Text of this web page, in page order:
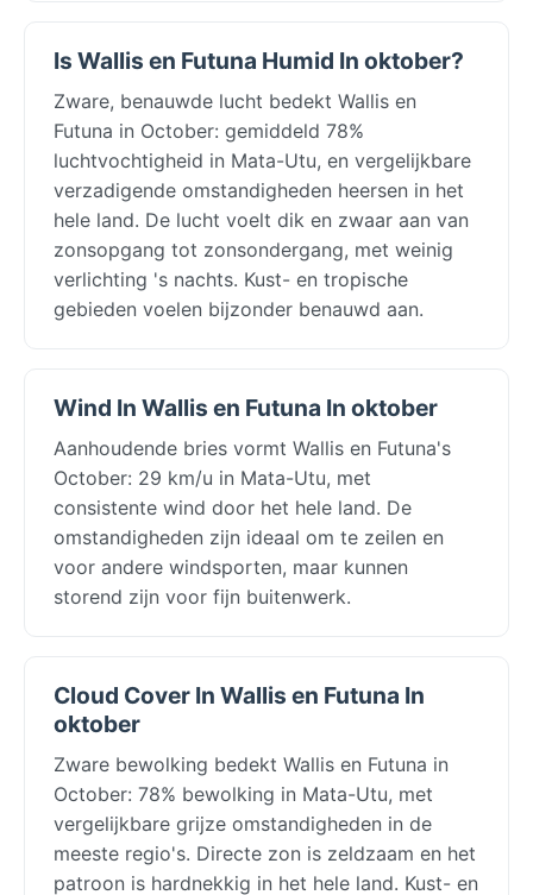
Is Wallis en Futuna Humid In oktober?
Zware, benauwde lucht bedekt Wallis en
Futuna in October: gemiddeld 78%
luchtvochtigheid in Mata-Utu, en vergelijkbare
verzadigende omstandigheden heersen in het
hele land. De lucht voelt dik en zwaar aan van
zonsopgang tot zonsondergang, met weinig
verlichting 's nachts. Kust- en tropische
gebieden voelen bijzonder benauwd aan.
Wind In Wallis en Futuna In oktober
Aanhoudende bries vormt Wallis en Futuna's
October: 29 km/u in Mata-Utu, met
consistente wind door het hele land. De
omstandigheden zijn ideaal om te zeilen en
voor andere windsporten, maar kunnen
storend zijn voor fijn buitenwerk.
Cloud Cover In Wallis en Futuna In
oktober
Zware bewolking bedekt Wallis en Futuna in
October: 78% bewolking in Mata-Utu, met
vergelijkbare grijze omstandigheden in de
meeste regio's. Directe zon is zeldzaam en het
patroon is hardnekkig in het hele land. Kust- en